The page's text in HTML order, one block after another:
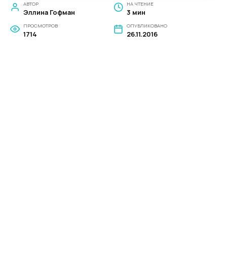
АВТОР
Эллина Гофман
НА ЧТЕНИЕ
3 мин
ПРОСМОТРОВ
1714
ОПУБЛИКОВАНО
26.11.2016